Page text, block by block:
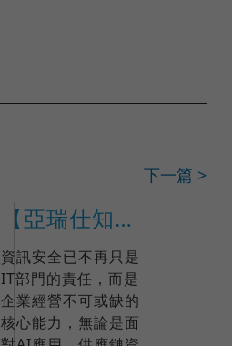
下一篇 >
【亞瑞仕知識學苑】ISO 27001:2022國際IRCA主導稽核員訓練課程(課程編號 17791)
資訊安全已不再只是
IT部門的責任，而是
企業經營不可或缺的
核心能力，無論是面